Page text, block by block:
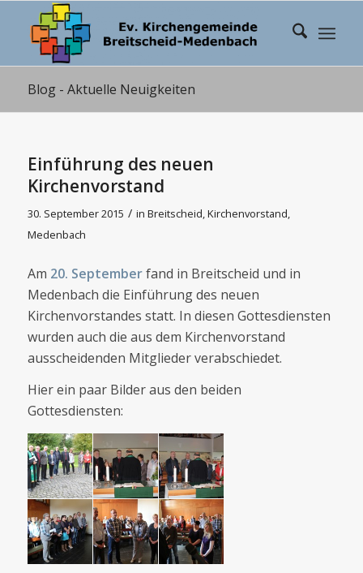
Blog - Aktuelle Neuigkeiten
Einführung des neuen
Kirchenvorstand
30. September 2015 / in Breitscheid,Kirchenvorstand,
Medenbach
Am 20. Septemberfand in Breitscheid und in
Medenbach die Einführung des neuen
Kirchenvorstandes statt. In diesen Gottesdiensten
wurden auch die aus dem Kirchenvorstand
ausscheidenden Mitglieder verabschiedet.
Hier ein paar Bilder aus den beiden
Gottesdiensten: